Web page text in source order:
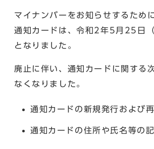
マイナンバーをお知らせするため
通知カードは、令和2年5月25日
となりました。
廃止に伴い、通知カードに関する
なくなりました。
通知カードの新規発行および
通知カードの住所や氏名等の